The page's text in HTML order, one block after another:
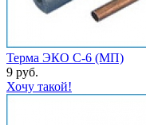
Терма ЭКО С-6 (МП)
9 руб.
Хочу такой!